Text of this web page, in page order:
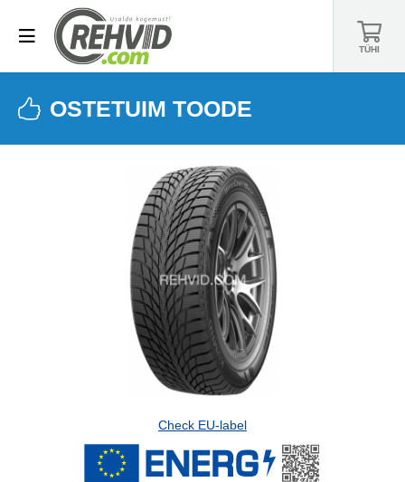
TÜHI
OSTETUIM TOODE
Check EU-label